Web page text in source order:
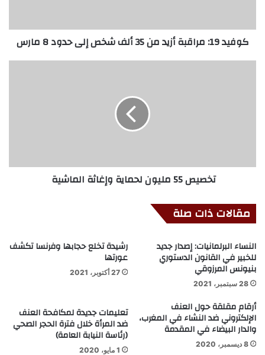
كوفيد 19: مراقبة أزيد من 35 ألف شخص إلى حدود 8 مارس
تخصيص 55 مليون لحماية وإغاثة الماشية
مقالات ذات صلة
النساء البرلمانيات: إصدار جديد
للخبير في القانون الدستوري
بنيونس المرزوقي
28 سبتمبر، 2021
رشيدة تخلع حجابها وفرنسا تكشف
عورتها
27 أكتوبر، 2021
أرقام مقلقة حول العنف
الإلكتروني ضد النشاء في المغرب،
والدار البيضاء في المقدمة
8 ديسمبر، 2020
تعليمات جديدة لمكافحة العنف
ضد المرأة خلال فترة الحجر الصحي
(رئاسة النيابة العامة)
1 مايو، 2020